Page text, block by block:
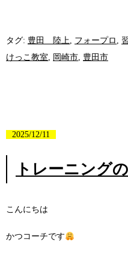
タグ: 豊田 陸上 フォープロ
けっこ教室
岡崎市 豊田市
2025/12/11
トレーニング
こんにちは
かつコーチです